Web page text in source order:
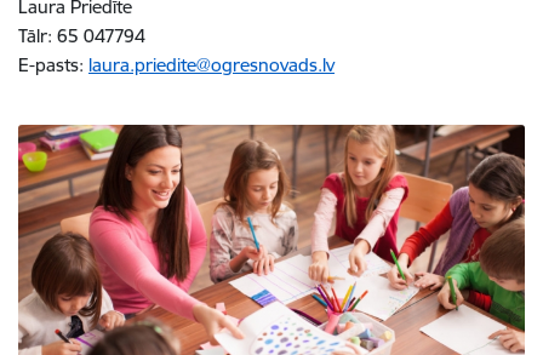
Laura Priedīte
Tālr: 65 047794
E-pasts: laura.priedite@ogresnovads.lv